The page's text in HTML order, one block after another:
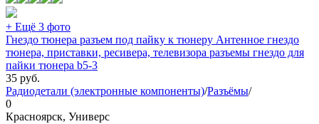
+ Ещё 3 фото
Гнездо тюнера разъем под пайку к тюнеру Антенное гнездо
тюнера, приставки, ресивера, телевизора разъемы гнездо для
пайки тюнера b5-3
35 руб.
Радиодетали (электронные компоненты)/Разъёмы/
0
Красноярск, Универс